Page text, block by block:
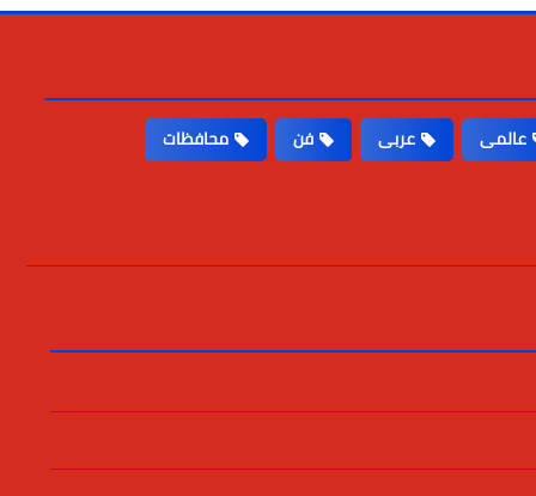
عالمى عربى فن
محافظات